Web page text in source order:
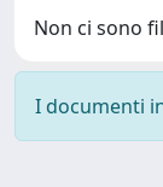
Non ci sono
I documenti